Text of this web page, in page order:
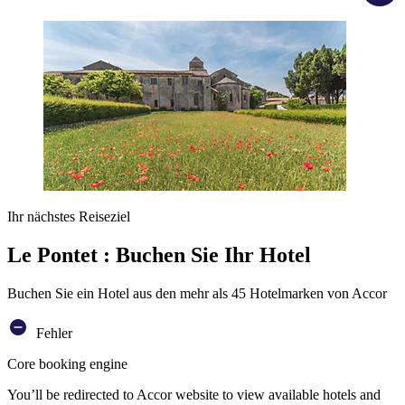
Ihr nächstes Reiseziel
Le Pontet : Buchen Sie Ihr Hotel
Buchen Sie ein Hotel aus den mehr als 45 Hotelmarken von Accor
Fehler
Core booking engine
You’ll be redirected to Accor website to view available hotels and